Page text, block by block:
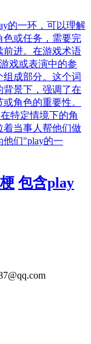
的一环，可以理解
色或任务，需要完
前进。在游戏术语
戏或表演中的参
成部分。这个词
景下，强调了在
角色的重要性。
特定情境下的角
着当事人帮他们做
他们"play的一
包含play